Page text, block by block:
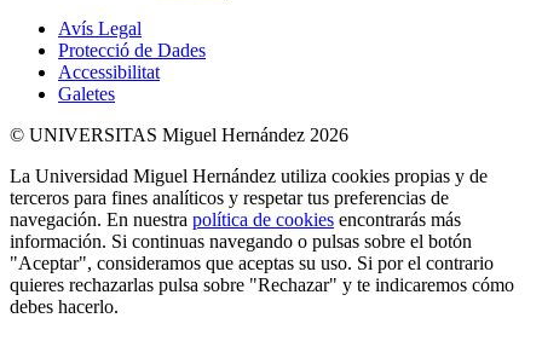
Avís Legal
Protecció de Dades
Accessibilitat
Galetes
© UNIVERSITAS Miguel Hernández 2026
La Universidad Miguel Hernández utiliza cookies propias y de
terceros para fines analíticos y respetar tus preferencias de
navegación. En nuestra política de cookies encontrarás más
información. Si continuas navegando o pulsas sobre el botón
"Aceptar", consideramos que aceptas su uso. Si por el contrario
quieres rechazarlas pulsa sobre "Rechazar" y te indicaremos cómo
debes hacerlo.